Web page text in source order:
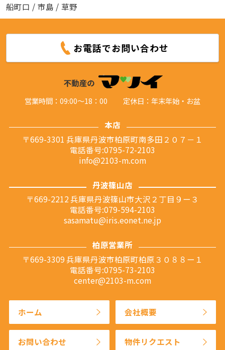
船町口 / 市島 / 草野
お電話でお問い合わせ
営業時間：09:00～18：00 定休日：年末年始・お盆
本店
〒669-3301 兵庫県丹波市柏原町南多田２０７－１
電話番号:0795-72-2103
info@2103-m.com
丹波篠山店
〒669-2212 兵庫県丹波篠山市大沢２丁目９ー３
電話番号:079-594-2103
sasamatu@iris.eonet.ne.jp
柏原営業所
〒669-3309 兵庫県丹波市柏原町柏原３０８８ー１
電話番号:0795-73-2103
center@2103-m.com
ホーム 会社概要
お問い合わせ 物件リクエスト